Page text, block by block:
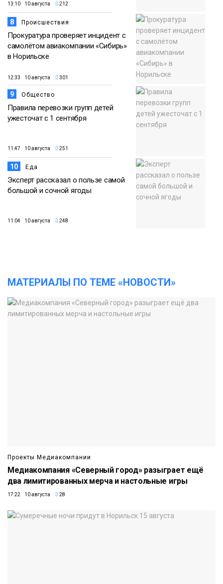
13:10 10 августа 212
8 Происшествия
Прокуратура проверяет инцидент с
самолётом авиакомпании «Сибирь»
в Норильске
12:33 10 августа 301
9 Общество
Правила перевозки групп детей
ужесточат с 1 сентября
11:47 10 августа 251
10 Еда
Эксперт рассказал о пользе самой
большой и сочной ягоды
11:04 10 августа 248
МАТЕРИАЛЫ ПО ТЕМЕ «НОВОСТИ»
Проекты Медиакомпании
Медиакомпания «Северный город» разыграет ещё
два лимитированных мерча и настольные игры
17:22 10 августа 28